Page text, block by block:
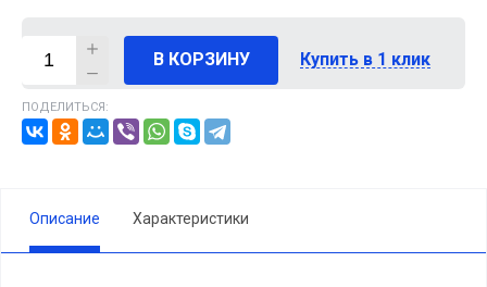
В КОРЗИНУ Купить в 1 клик
ПОДЕЛИТЬСЯ:
Описание Характеристики